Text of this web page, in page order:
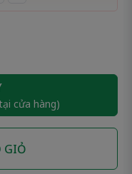
cửa hàng)
GIỎ